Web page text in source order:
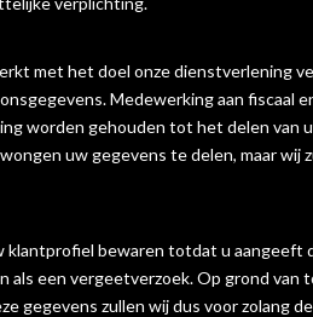
met het doel onze dienstverlening
Medewerking aan fiscaal
worden gehouden tot het delen van
uw gegevens te delen, maar wij
bewaren totdat u aangeeft
een vergeetverzoek. Op grond van
gegevens zullen wij dus voor zolang